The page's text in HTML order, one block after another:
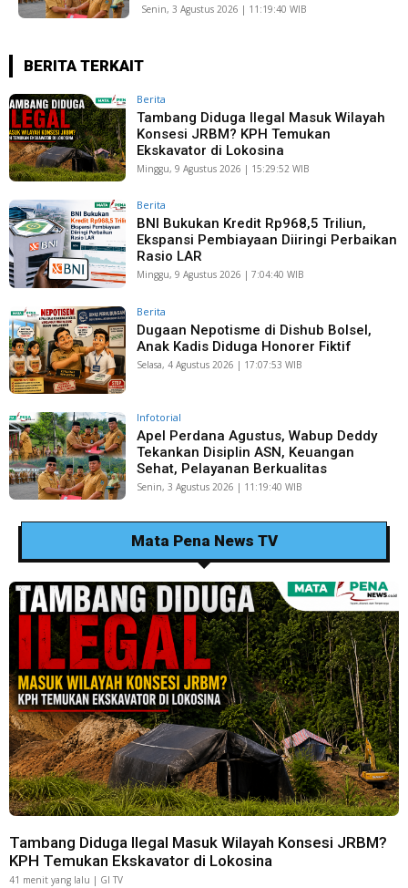
Senin, 3 Agustus 2026 | 11:19:40 WIB
BERITA TERKAIT
Berita
Tambang Diduga Ilegal Masuk Wilayah
Konsesi JRBM? KPH Temukan
Ekskavator di Lokosina
Minggu, 9 Agustus 2026 | 15:29:52 WIB
Berita
BNI Bukukan Kredit Rp968,5 Triliun,
Ekspansi Pembiayaan Diiringi Perbaikan
Rasio LAR
Minggu, 9 Agustus 2026 | 7:04:40 WIB
Berita
Dugaan Nepotisme di Dishub Bolsel,
Anak Kadis Diduga Honorer Fiktif
Selasa, 4 Agustus 2026 | 17:07:53 WIB
Infotorial
Apel Perdana Agustus, Wabup Deddy
Tekankan Disiplin ASN, Keuangan
Sehat, Pelayanan Berkualitas
Senin, 3 Agustus 2026 | 11:19:40 WIB
Mata Pena News TV
Tambang Diduga Ilegal Masuk Wilayah Konsesi JRBM?
KPH Temukan Ekskavator di Lokosina
41 menit yang lalu | GI TV